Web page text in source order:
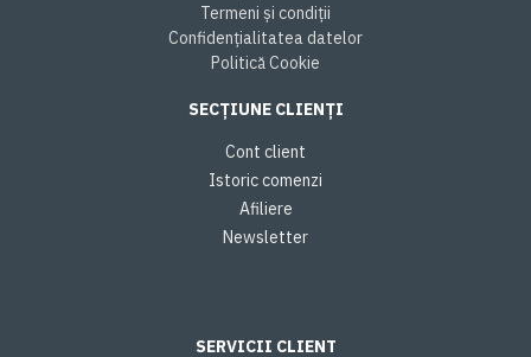
Termeni și condiții
Confidențialitatea datelor
Politică Cookie
SECȚIUNE CLIENȚI
Cont client
Istoric comenzi
Afiliere
Newsletter
SERVICII CLIENT